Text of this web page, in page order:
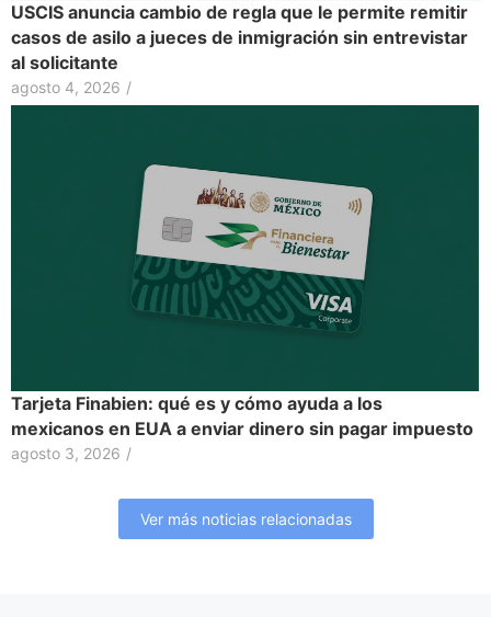
USCIS anuncia cambio de regla que le permite remitir
casos de asilo a jueces de inmigración sin entrevistar
al solicitante
agosto 4, 2026 /
Tarjeta Finabien: qué es y cómo ayuda a los
mexicanos en EUA a enviar dinero sin pagar impuesto
agosto 3, 2026 /
Ver más noticias relacionadas